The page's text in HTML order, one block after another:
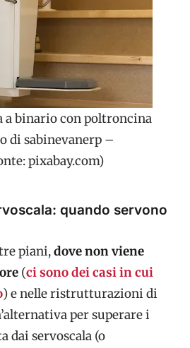
a binario con poltroncina
di sabinevanerp –
pixabay.com)
quando servono
piani,dove non viene
(ci sono dei casi in cui
) e nelle ristrutturazioni di
per superare i
dai servoscala (o